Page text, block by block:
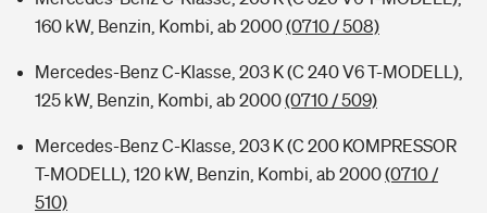
160 kW, Benzin, Kombi, ab 2000(0710 / 508)
Mercedes-Benz C-Klasse, 203 K (C 240 V6 T-MODELL),
125 kW, Benzin, Kombi, ab 2000(0710 / 509)
Mercedes-Benz C-Klasse, 203 K (C 200 KOMPRESSOR
T-MODELL), 120 kW, Benzin, Kombi, ab 2000(0710 /
510)